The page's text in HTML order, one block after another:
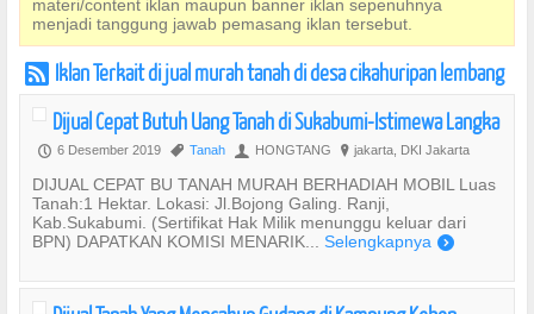
materi/content iklan maupun banner iklan sepenuhnya
menjadi tanggung jawab pemasang iklan tersebut.
r Iklan Terkait di jual murah tanah di desa cikahuripan lembang
Dijual Cepat Butuh Uang Tanah di Sukabumi-Istimewa Langka
P 6 Desember 2019 , Tanah U HONGTANG ? jakarta, DKI Jakarta
DIJUAL CEPAT BU TANAH MURAH BERHADIAH MOBIL Luas
Tanah:1 Hektar. Lokasi: Jl.Bojong Galing. Ranji,
Kab.Sukabumi. (Sertifikat Hak Milik menunggu keluar dari
BPN) DAPATKAN KOMISI MENARIK... Selengkapnya )